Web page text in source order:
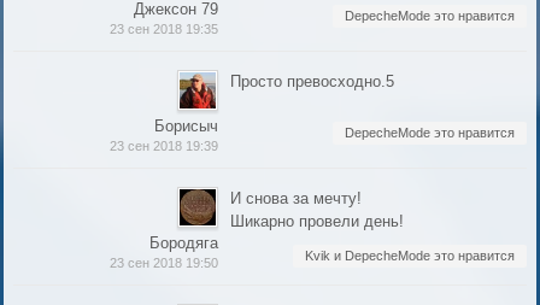
Джексон 79
23 сен 2018 19:35
DepecheMode это нравится
Борисыч
23 сен 2018 19:39
Просто превосходно.5
DepecheMode это нравится
Бородяга
23 сен 2018 19:50
И снова за мечту!
Шикарно провели день!
Kvik и DepecheMode это нравится